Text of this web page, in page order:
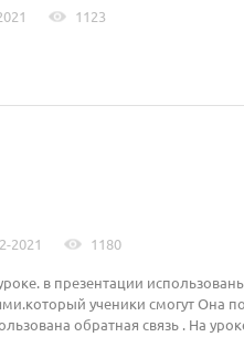
1123
2021 1180
в презентации
ученики смогут Она
обратная связь . На